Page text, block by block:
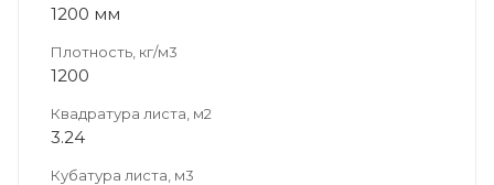
1200 мм
Плотность, кг/м3
1200
Квадратура листа, м2
3.24
Кубатура листа, м3